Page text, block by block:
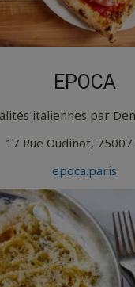
EPOCA
italiennes par
17 Rue Oudinot, 75007
epoca.paris